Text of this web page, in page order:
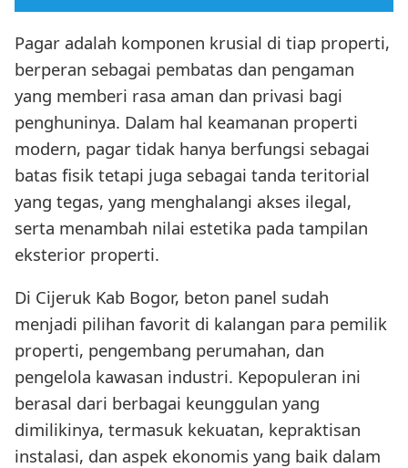
Pagar adalah komponen krusial di tiap properti,
berperan sebagai pembatas dan pengaman
yang memberi rasa aman dan privasi bagi
penghuninya. Dalam hal keamanan properti
modern, pagar tidak hanya berfungsi sebagai
batas fisik tetapi juga sebagai tanda teritorial
yang tegas, yang menghalangi akses ilegal,
serta menambah nilai estetika pada tampilan
eksterior properti.
Di Cijeruk Kab Bogor, beton panel sudah
menjadi pilihan favorit di kalangan para pemilik
properti, pengembang perumahan, dan
pengelola kawasan industri. Kepopuleran ini
berasal dari berbagai keunggulan yang
dimilikinya, termasuk kekuatan, kepraktisan
instalasi, dan aspek ekonomis yang baik dalam